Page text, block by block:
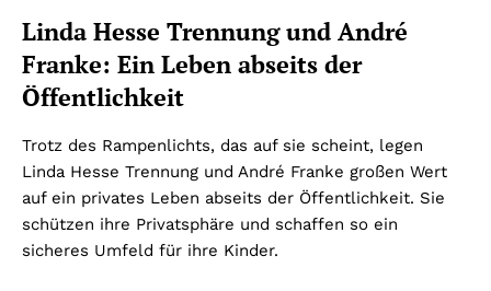
Linda Hesse Trennung und André
Franke: Ein Leben abseits der
Öffentlichkeit
Trotz des Rampenlichts, das auf sie scheint, legen
Linda Hesse Trennung und André Franke großen Wert
auf ein privates Leben abseits der Öffentlichkeit. Sie
schützen ihre Privatsphäre und schaffen so ein
sicheres Umfeld für ihre Kinder.